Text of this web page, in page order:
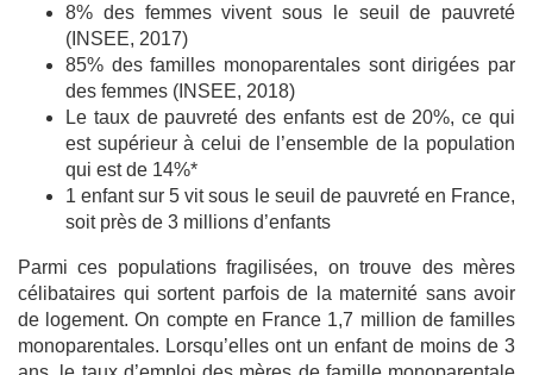
8% des femmes vivent sous le seuil de pauvreté
(INSEE, 2017)
85% des familles monoparentales sont dirigées par
des femmes (INSEE, 2018)
Le taux de pauvreté des enfants est de 20%, ce qui
est supérieur à celui de l’ensemble de la population
qui est de 14%*
1 enfant sur 5 vit sous le seuil de pauvreté en France,
soit près de 3 millions d’enfants
Parmi ces populations fragilisées, on trouve des mères
célibataires qui sortent parfois de la maternité sans avoir
de logement.On compte en France 1,7 million de familles
monoparentales. Lorsqu’elles ont un enfant de moins de 3